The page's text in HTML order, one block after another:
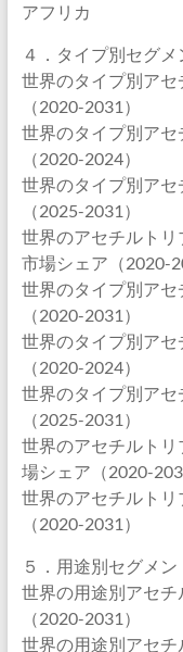
アフリカ
４．タイプ別セグメ
世界のタイプ別ア
（2020-2031）
世界のタイプ別ア
（2020-2024）
世界のタイプ別ア
（2025-2031）
世界のアセチルト
市場シェア（2020-
世界のタイプ別ア
（2020-2031）
世界のタイプ別ア
（2020-2024）
世界のタイプ別ア
（2025-2031）
世界のアセチルト
場シェア（2020-
世界のアセチルト
（2020-2031）
５．用途別セグメン
世界の用途別アセ
（2020-2031）
世界の用途別アセ